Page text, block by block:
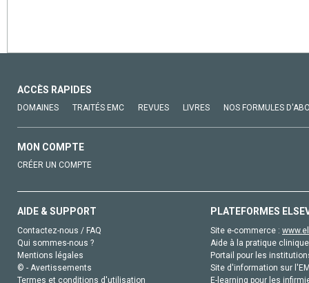
ACCÈS RAPIDES
DOMAINES TRAITÉS EMC REVUES LIVRES NOS FORMULES
MON COMPTE
CRÉER UN COMPTE
AIDE & SUPPORT
Contactez-nous / FAQ
Qui sommes-nous ?
Mentions légales
© - Avertissements
Termes et conditions d'utilisation
PLATEFORMES
Site e-commerce :
Aide à la pratique
Portail pour les
Site d'information sur
E-learning pour les